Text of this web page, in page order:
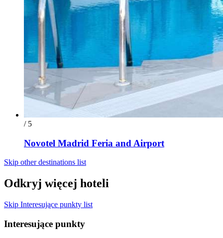
/ 5
Novotel Madrid Feria and Airport
Skip other destinations list
Odkryj więcej hoteli
Skip Interesujące punkty list
Interesujące punkty